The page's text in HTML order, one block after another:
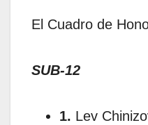
El Cuadro de
SUB-12
1. Lev